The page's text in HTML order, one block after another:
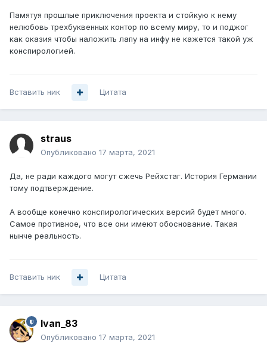
Памятуя прошлые приключения проекта и стойкую к нему
нелюбовь трехбуквенных контор по всему миру, то и поджог
как оказия чтобы наложить лапу на инфу не кажется такой уж
конспирологией.
Вставить ник Цитата
straus
Опубликовано 17 марта, 2021
Да, не ради каждого могут сжечь Рейхстаг. История Германии
тому подтверждение.
А вообще конечно конспирологических версий будет много.
Самое противное, что все они имеют обоснование. Такая
нынче реальность.
Вставить ник Цитата
Ivan_83
Опубликовано 17 марта, 2021